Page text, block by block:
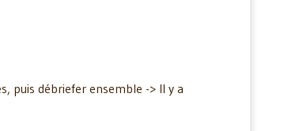
puis débriefer ensemble -> Il y a